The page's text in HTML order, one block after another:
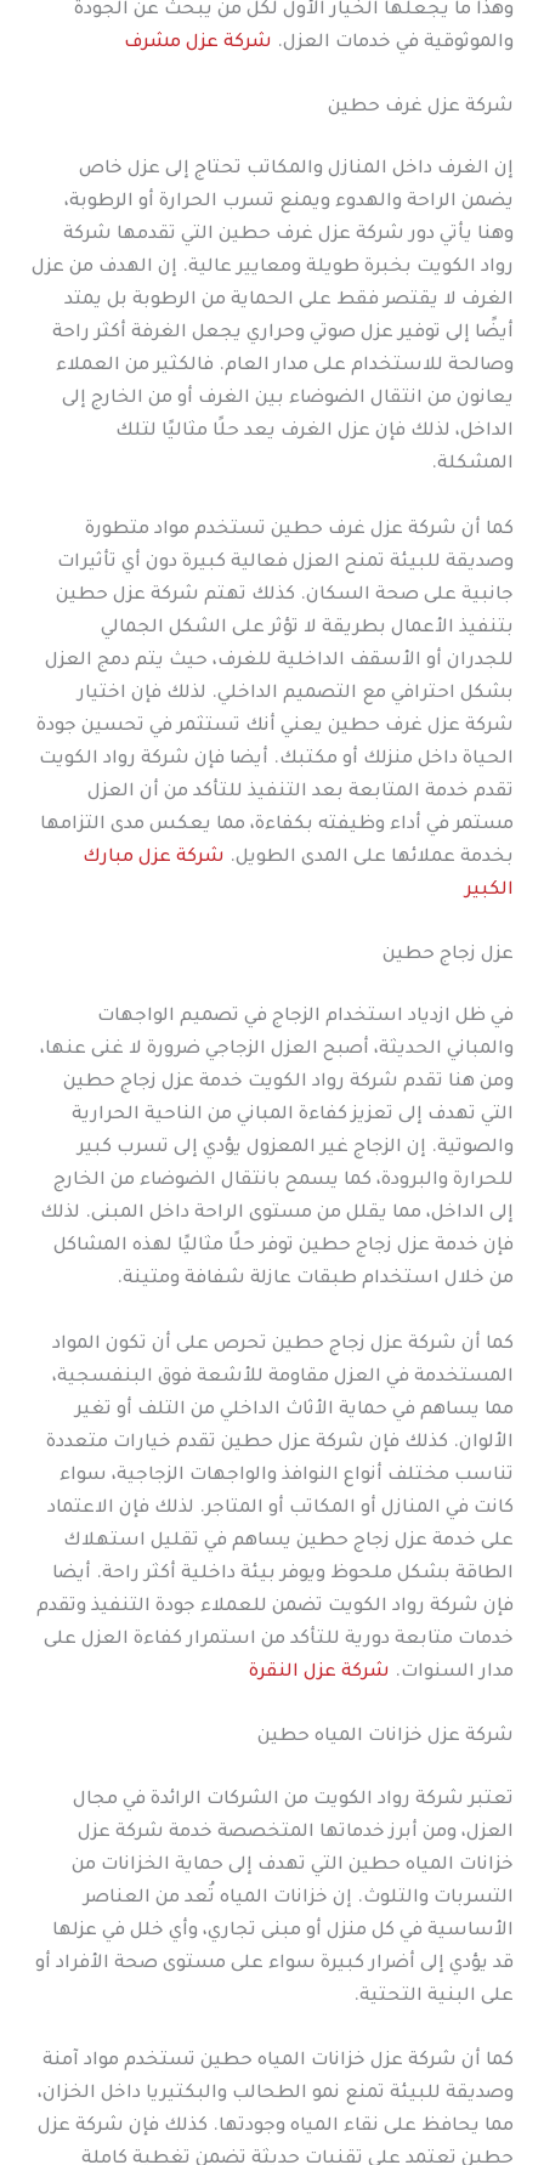
وهذا ما يجعلها الخيار الأول لكل من يبحث عن الجودة
والموثوقية في خدمات العزل. شركة عزل مشرف
شركة عزل غرف حطين
إن الغرف داخل المنازل والمكاتب تحتاج إلى عزل خاص
يضمن الراحة والهدوء ويمنع تسرب الحرارة أو الرطوبة،
وهنا يأتي دور شركة عزل غرف حطين التي تقدمها شركة
رواد الكويت بخبرة طويلة ومعايير عالية. إن الهدف من عزل
الغرف لا يقتصر فقط على الحماية من الرطوبة بل يمتد
أيضًا إلى توفير عزل صوتي وحراري يجعل الغرفة أكثر راحة
وصالحة للاستخدام على مدار العام. فالكثير من العملاء
يعانون من انتقال الضوضاء بين الغرف أو من الخارج إلى
الداخل، لذلك فإن عزل الغرف يعد حلًا مثاليًا لتلك
المشكلة.
كما أن شركة عزل غرف حطين تستخدم مواد متطورة
وصديقة للبيئة تمنح العزل فعالية كبيرة دون أي تأثيرات
جانبية على صحة السكان. كذلك تهتم شركة عزل حطين
بتنفيذ الأعمال بطريقة لا تؤثر على الشكل الجمالي
للجدران أو الأسقف الداخلية للغرف، حيث يتم دمج العزل
بشكل احترافي مع التصميم الداخلي. لذلك فإن اختيار
شركة عزل غرف حطين يعني أنك تستثمر في تحسين جودة
الحياة داخل منزلك أو مكتبك. أيضا فإن شركة رواد الكويت
تقدم خدمة المتابعة بعد التنفيذ للتأكد من أن العزل
مستمر في أداء وظيفته بكفاءة، مما يعكس مدى التزامها
بخدمة عملائها على المدى الطويل. شركة عزل مبارك
الكبير
عزل زجاج حطين
في ظل ازدياد استخدام الزجاج في تصميم الواجهات
والمباني الحديثة، أصبح العزل الزجاجي ضرورة لا غنى عنها،
ومن هنا تقدم شركة رواد الكويت خدمة عزل زجاج حطين
التي تهدف إلى تعزيز كفاءة المباني من الناحية الحرارية
والصوتية. إن الزجاج غير المعزول يؤدي إلى تسرب كبير
للحرارة والبرودة، كما يسمح بانتقال الضوضاء من الخارج
إلى الداخل، مما يقلل من مستوى الراحة داخل المبنى. لذلك
فإن خدمة عزل زجاج حطين توفر حلًا مثاليًا لهذه المشاكل
من خلال استخدام طبقات عازلة شفافة ومتينة.
كما أن شركة عزل زجاج حطين تحرص على أن تكون المواد
المستخدمة في العزل مقاومة للأشعة فوق البنفسجية،
مما يساهم في حماية الأثاث الداخلي من التلف أو تغير
الألوان. كذلك فإن شركة عزل حطين تقدم خيارات متعددة
تناسب مختلف أنواع النوافذ والواجهات الزجاجية، سواء
كانت في المنازل أو المكاتب أو المتاجر. لذلك فإن الاعتماد
على خدمة عزل زجاج حطين يساهم في تقليل استهلاك
الطاقة بشكل ملحوظ ويوفر بيئة داخلية أكثر راحة. أيضا
فإن شركة رواد الكويت تضمن للعملاء جودة التنفيذ وتقدم
خدمات متابعة دورية للتأكد من استمرار كفاءة العزل على
مدار السنوات. شركة عزل النقرة
شركة عزل خزانات المياه حطين
تعتبر شركة رواد الكويت من الشركات الرائدة في مجال
العزل، ومن أبرز خدماتها المتخصصة خدمة شركة عزل
خزانات المياه حطين التي تهدف إلى حماية الخزانات من
التسربات والتلوث. إن خزانات المياه تُعد من العناصر
الأساسية في كل منزل أو مبنى تجاري، وأي خلل في عزلها
قد يؤدي إلى أضرار كبيرة سواء على مستوى صحة الأفراد أو
على البنية التحتية.
كما أن شركة عزل خزانات المياه حطين تستخدم مواد آمنة
وصديقة للبيئة تمنع نمو الطحالب والبكتيريا داخل الخزان،
مما يحافظ على نقاء المياه وجودتها. كذلك فإن شركة عزل
حطين تعتمد على تقنيات حديثة تضمن تغطية كاملة